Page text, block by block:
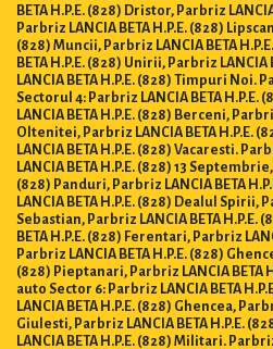
BETA H.P.E. (828) Dristor, Parbriz
Parbriz LANCIA BETA H.P.E. (828)
(828) Muncii, Parbriz LANCIA BETA
BETA H.P.E. (828) Unirii, Parbriz
LANCIA BETA H.P.E. (828) Timpuri Noi.
Sectorul 4: Parbriz LANCIA BETA
LANCIA BETA H.P.E. (828) Berceni,
Oltenitei, Parbriz LANCIA BETA H.P.E.
LANCIA BETA H.P.E. (828) Vacaresti.
LANCIA BETA H.P.E. (828) 13
(828) Panduri, Parbriz LANCIA BETA
LANCIA BETA H.P.E. (828) Dealul Spirii,
Sebastian, Parbriz LANCIA BETA
BETA H.P.E. (828) Ferentari, Parbriz
Parbriz LANCIA BETA H.P.E. (828)
(828) Pieptanari, Parbriz LANCIA BETA
auto Sector 6: Parbriz LANCIA BETA
LANCIA BETA H.P.E. (828) Ghencea,
Giulesti, Parbriz LANCIA BETA H.P.E.
LANCIA BETA H.P.E. (828) Militari.